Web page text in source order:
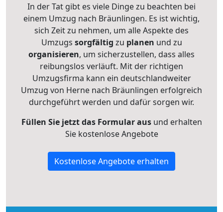
In der Tat gibt es viele Dinge zu beachten bei
einem Umzug nach Bräunlingen. Es ist wichtig,
sich Zeit zu nehmen, um alle Aspekte des
Umzugs sorgfältig zu planen und zu
organisieren, um sicherzustellen, dass alles
reibungslos verläuft. Mit der richtigen
Umzugsfirma kann ein deutschlandweiter
Umzug von Herne nach Bräunlingen erfolgreich
durchgeführt werden und dafür sorgen wir.
Füllen Sie jetzt das Formular ausund erhalten
Sie kostenlose Angebote
Kostenlose Angebote erhalten